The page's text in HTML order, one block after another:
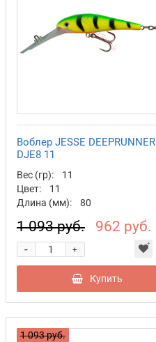
Воблер JESSE DEEPRUNNER
DJE8 11
Вес (гр):
11
Цвет:
11
Длина (мм):
80
1 093 руб. 962 руб.
+
-
Купить
1 093 руб.